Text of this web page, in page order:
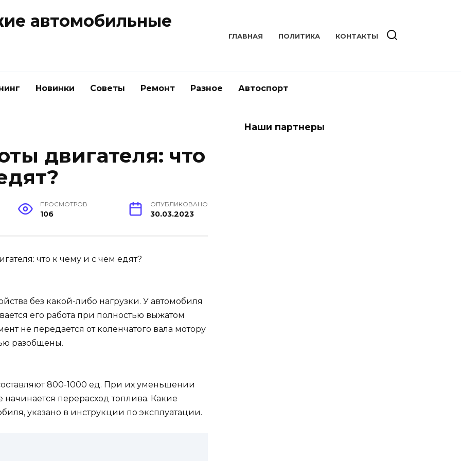
автомобильные
ГЛАВНАЯ ПОЛИТИКА КОНТАКТЫ
Новинки Советы Ремонт Разное Автоспорт
двигателя: что
ПРОСМОТРОВ
106
ОПУБЛИКОВАНО
30.03.2023
без какой-либо нагрузки. У автомобиля
его работа при полностью выжатом
не передается от коленчатого вала мотору
разобщены.
800-1000 ед. При их уменьшении
перерасход топлива. Какие
указано в инструкции по эксплуатации.
Наши партнеры